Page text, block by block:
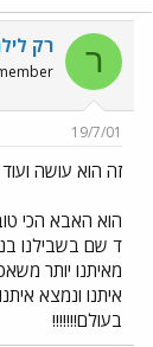
ר רק
19/7/01
זה הוא עושה
הוא האבא הכי
ד שם בשבילנו
מאיתנו יותר
איתנו ונמצא
בעולם!!!!!!!